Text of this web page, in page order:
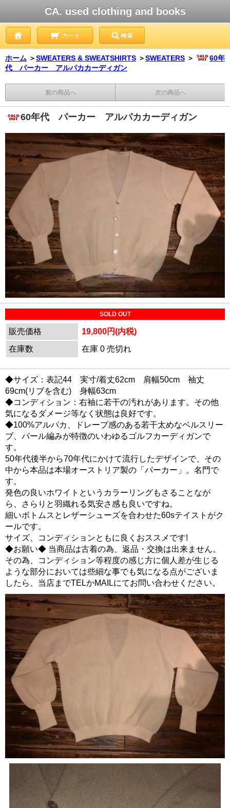
CA. used clothing and books
カート 検索
ホーム ＞SWEATERS & SWEATSHIRTS ＞SWEATERS ＞
60年
代 パーカー アルパカカーディガン
前の商品へ 次の商品へ
60年代 パーカー アルパカカーディガン
SOLD OUT
販売価格
19,800円(内税)
在庫数
在庫 0 売切れ
◆サイズ：表記44 実寸/着丈62cm 肩幅50cm 袖丈
69cm(リブを含む) 身幅63cm
◆コンディション：右袖に若干の汚れがあります。その他
気になるダメージ等なく状態は良好です。
◆100%アルパカ、ドレープ感のある若干太めなベルスリー
ブ、パール編みが特徴のいわゆるゴルフカーディガンで
す。
50年代後半から70年代にかけて流行したデザインで、その
中から本品は本場オーストリア製の「パーカー」。名門で
す。
発色の良いホワイトというカラーリングもさることなが
ら、さらりと羽織れる気安さ感も良いですね。
細いボトムスとレザーシューズを合わせた60sテイストがク
ールです。
サイズ、コンディションともに良くおススメです!
◆お願い◆ 当商品は古着の為、返品・交換は出来ません。
その為、コンディション等程度の感じ方に個人差が生じる
ような部分においては些細な事でも気になる点がございま
したら、当店までTELかMAILにてお問い合わせください。